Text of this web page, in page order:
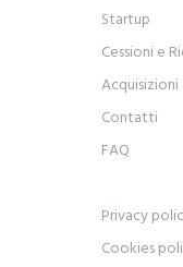
Startup
Cessioni e
Acquisizioni
Contatti
FAQ
Privacy
Cookies